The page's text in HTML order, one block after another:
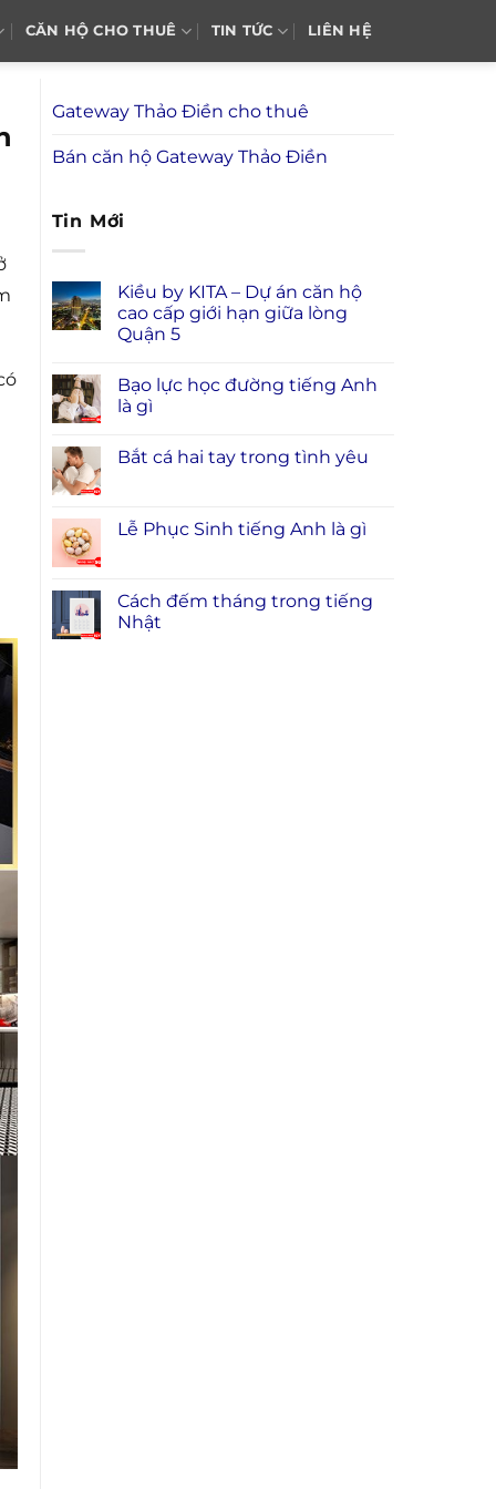
CĂN HỘ CHO THUÊ TIN TỨC LIÊN HỆ
Gateway Thảo Điền cho thuê
Bán căn hộ Gateway Thảo Điền
Tin Mới
Kiều by KITA – Dự án căn hộ
cao cấp giới hạn giữa lòng
Quận 5
Bạo lực học đường tiếng Anh
là gì
Bắt cá hai tay trong tình yêu
Lễ Phục Sinh tiếng Anh là gì
Cách đếm tháng trong tiếng
Nhật